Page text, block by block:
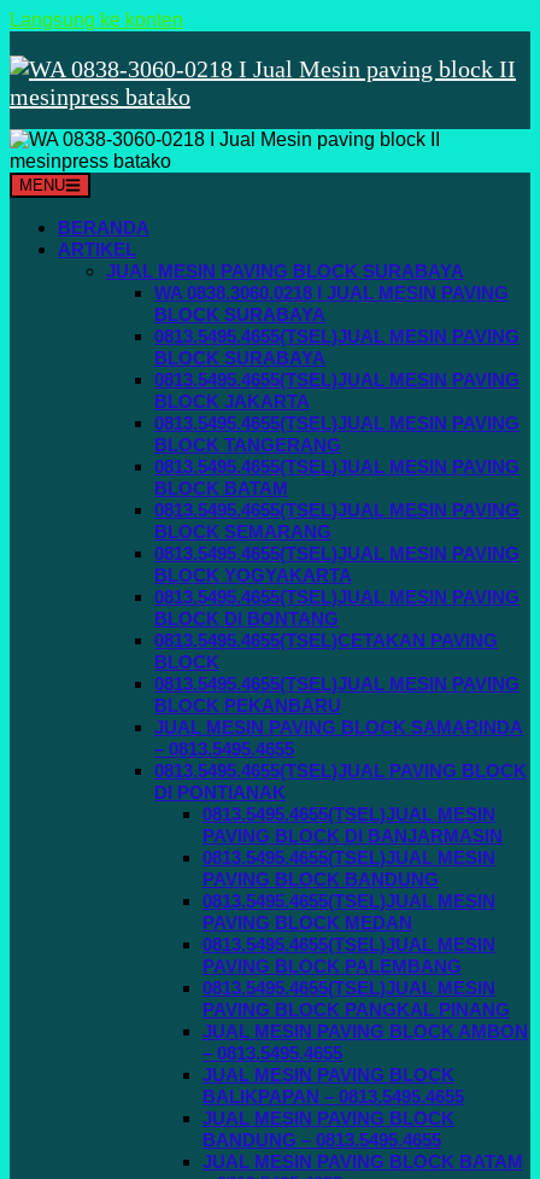
Langsung ke konten
MENU
BERANDA
ARTIKEL
JUAL MESIN PAVING BLOCK SURABAYA
WA 0838.3060.0218 I JUAL MESIN PAVING
BLOCK SURABAYA
0813.5495.4655(TSEL)JUAL MESIN PAVING
BLOCK SURABAYA
0813.5495.4655(TSEL)JUAL MESIN PAVING
BLOCK JAKARTA
0813.5495.4655(TSEL)JUAL MESIN PAVING
BLOCK TANGERANG
0813.5495.4655(TSEL)JUAL MESIN PAVING
BLOCK BATAM
0813.5495.4655(TSEL)JUAL MESIN PAVING
BLOCK SEMARANG
0813.5495.4655(TSEL)JUAL MESIN PAVING
BLOCK YOGYAKARTA
0813.5495.4655(TSEL)JUAL MESIN PAVING
BLOCK DI BONTANG
0813.5495.4655(TSEL)CETAKAN PAVING
BLOCK
0813.5495.4655(TSEL)JUAL MESIN PAVING
BLOCK PEKANBARU
JUAL MESIN PAVING BLOCK SAMARINDA
– 0813.5495.4655
0813.5495.4655(TSEL)JUAL PAVING BLOCK
DI PONTIANAK
0813.5495.4655(TSEL)JUAL MESIN
PAVING BLOCK DI BANJARMASIN
0813.5495.4655(TSEL)JUAL MESIN
PAVING BLOCK BANDUNG
0813.5495.4655(TSEL)JUAL MESIN
PAVING BLOCK MEDAN
0813.5495.4655(TSEL)JUAL MESIN
PAVING BLOCK PALEMBANG
0813.5495.4655(TSEL)JUAL MESIN
PAVING BLOCK PANGKAL PINANG
JUAL MESIN PAVING BLOCK AMBON
– 0813.5495.4655
JUAL MESIN PAVING BLOCK
BALIKPAPAN – 0813.5495.4655
JUAL MESIN PAVING BLOCK
BANDUNG – 0813.5495.4655
JUAL MESIN PAVING BLOCK BATAM